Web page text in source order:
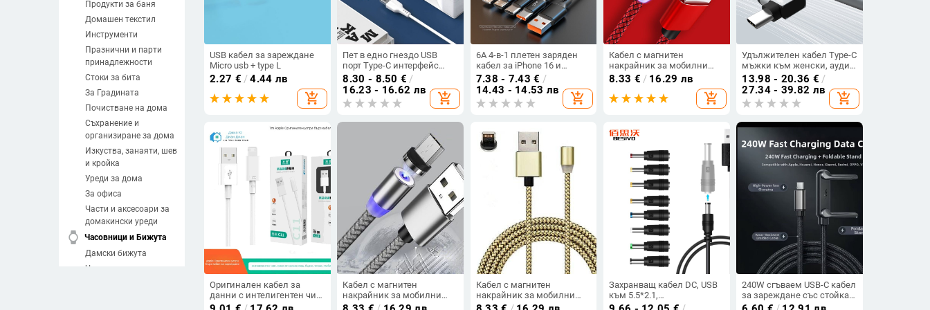
Продукти за баня
Домашен текстил
Инструменти
Празнични и парти
принадлежности
Стоки за бита
За Градината
Почистване на дома
Съхранение и
организиране за дома
Изкуства, занаяти, шев
и кройка
Уреди за дома
За офиса
Части и аксесоари за
домакински уреди
watch
Часовници и Бижута
Дамски бижута
Часовници
USB кабел за зареждане
Micro usb + type L
2.27 € /4.44 лв
add_shopping_cart
Пет в едно гнездо USB
порт Type-C интерфейс
удължителен кабел
адаптер хъб докинг
станция усилвател едно
към пет
8.30 - 8.50 € /
16.23 - 16.62 лв
add_shopping_cart
6A 4-в-1 плетен заряден
кабел за iPhone 16 и
Huawei устройства, бързо
зареждане USB-C, Micro-
USB и Mini-USB, дължина
1,2 м
7.38 - 7.43 € /
14.43 - 14.53 лв
add_shopping_cart
Кабел с магнитен
накрайник за мобилни
устройства Android и iOS -
бързо зареждане и
синхронизиране TYPE-C,
Micro USB и LIghting в
8.33 € / 16.29 лв
add_shopping_cart
Удължителен кабел Type-C
мъжки към женски, аудио
и видео кабел за данни,
4K проекционен кабел за
екран, адаптер C-към-C
женски, бързо зареждане
13.98 - 20.36 € /
27.34 - 39.82 лв
add_shopping_cart
Оригинален кабел за
данни с интелигентен чип
за iPhone 6-14 серия,
Кабел с магнитен
накрайник за мобилни
устройства Android и iOS -
Кабел с магнитен
накрайник за мобилни
устройства Android и iOS -
Захранващ кабел DC, USB
към 5.5*2.1,
многофункционален,
240W сгъваем USB-C кабел
за зареждане със стойка
за телефон, плетен, черен,